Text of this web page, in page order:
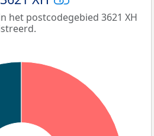
het postcodegebied 3621 XH